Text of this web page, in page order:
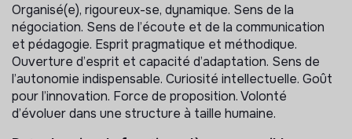
Suivi du planning global des formations : sessions,
formateurs, stagiaires.
Développer des parcours adaptés aux besoins du public
: présentiel, e-learning, ateliers, accompagnements
individualisés.
Organisé(e), rigoureux-se, dynamique. Sens de la
négociation. Sens de l’écoute et de la communication
et pédagogie. Esprit pragmatique et méthodique.
Ouverture d’esprit et capacité d’adaptation. Sens de
l’autonomie indispensable. Curiosité intellectuelle. Goût
pour l’innovation. Force de proposition. Volonté
d’évoluer dans une structure à taille humaine.